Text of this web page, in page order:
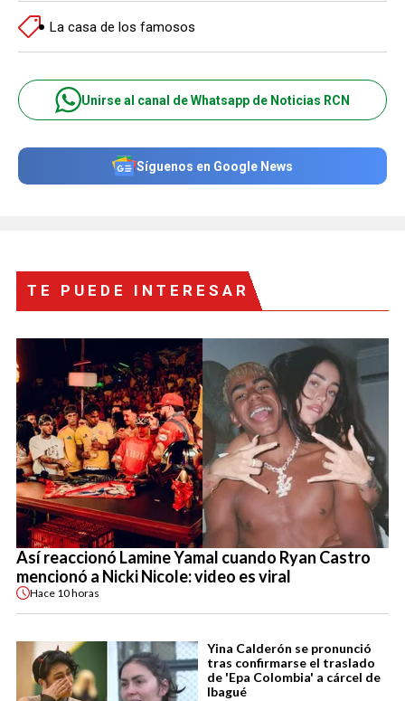
La casa de los famosos
Unirse al canal de Whatsapp de Noticias RCN
Síguenos en Google News
TE PUEDE INTERESAR
Así reaccionó Lamine Yamal cuando Ryan Castro
mencionó a Nicki Nicole: video es viral
Hace 10 horas
Yina Calderón se pronunció
tras confirmarse el traslado
de 'Epa Colombia' a cárcel de
Ibagué